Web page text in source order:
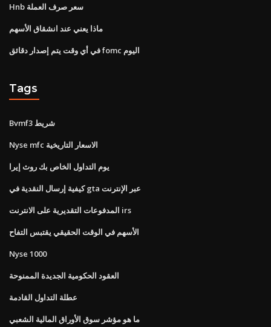
Hnb سعر صرف العملة
ماذا يعني عند انشقاق الأسهم
في أي وقت يتم إصدار دقائق fomc اليوم
Tags
Bvmf3 شريط
Nyse mfc الاسعار التاريخية
يوم التداول الخاص بك روث إيرا
كيفية إرسال النقدية في gta عبر الإنترنت
المدفوعات التقديرية على الانترنت irs
الأسهم في الوقت الحقيقي يقتبس التفاح
Nyse 1000
العقود الحكومية الجديدة الممنوحة
عطلة التداول القادمة
ما هو مؤشر سوق الأوراق المالية الشعبي